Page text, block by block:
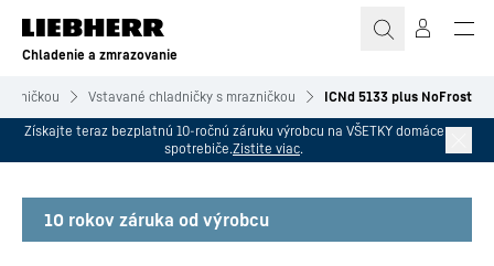
Chladenie a zmrazovanie
Vstavané chladničky s mrazničkou ICNd 5133 plus NoFrost
Získajte teraz bezplatnú 10-ročnú záruku výrobcu na VŠETKY domáce
spotrebiče.Zistite viac.
10 rokov záruka od výrobcu